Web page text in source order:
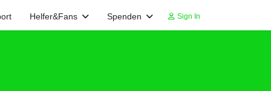
Helfer&Fans Spenden Sign In